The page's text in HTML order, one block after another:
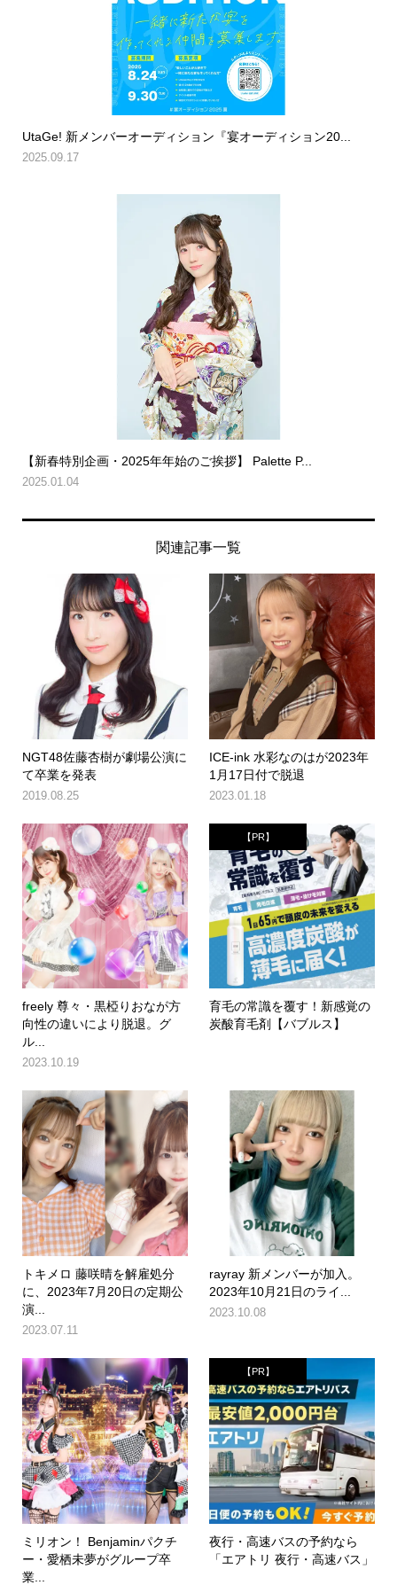
UtaGe! 新メンバーオーディション『宴オーディション20...
2025.09.17
【新春特別企画・2025年年始のご挨拶】 Palette P...
2025.01.04
関連記事一覧
NGT48佐藤杏樹が劇場公演に
て卒業を発表
2019.08.25
ICE-ink 水彩なのはが2023年
1月17日付で脱退
2023.01.18
freely 尊々・黒椏りおなが方
向性の違いにより脱退。グ
ル...
2023.10.19
【PR】
育毛の常識を覆す！新感覚の
炭酸育毛剤【バブルス】
トキメロ 藤咲晴を解雇処分
に、2023年7月20日の定期公
演...
2023.07.11
rayray 新メンバーが加入。
2023年10月21日のライ...
2023.10.08
ミリオン！ Benjaminパクチ
ー・愛栖未夢がグループ卒
業...
【PR】
夜行・高速バスの予約なら
「エアトリ 夜行・高速バス」